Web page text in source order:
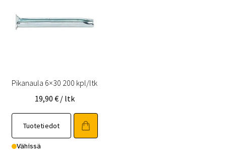
Pikanaula 6×30 200 kpl/ltk
19,90 € / ltk
Tuotetiedot
Vähissä